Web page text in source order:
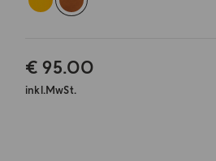
€ 95.00
inkl.MwSt.